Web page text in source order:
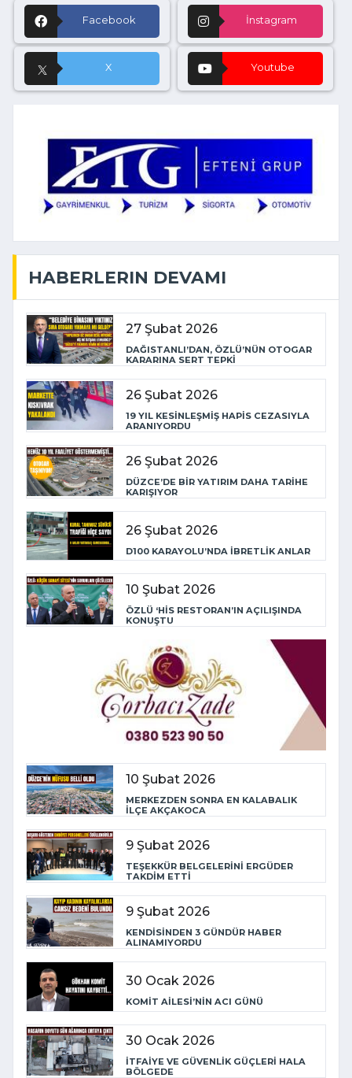
Facebook İnstagram
X Youtube
HABERLERIN DEVAMI
27 Şubat 2026
DAĞISTANLI’DAN, ÖZLÜ’NÜN OTOGAR
KARARINA SERT TEPKİ
26 Şubat 2026
19 YIL KESİNLEŞMİŞ HAPİS CEZASIYLA
ARANIYORDU
26 Şubat 2026
DÜZCE’DE BİR YATIRIM DAHA TARİHE
KARIŞIYOR
26 Şubat 2026
D100 KARAYOLU’NDA İBRETLİK ANLAR
10 Şubat 2026
ÖZLÜ ‘HİS RESTORAN’IN AÇILIŞINDA
KONUŞTU
10 Şubat 2026
MERKEZDEN SONRA EN KALABALIK
İLÇE AKÇAKOCA
9 Şubat 2026
TEŞEKKÜR BELGELERİNİ ERGÜDER
TAKDİM ETTİ
9 Şubat 2026
KENDİSİNDEN 3 GÜNDÜR HABER
ALINAMIYORDU
30 Ocak 2026
KOMİT AİLESİ’NİN ACI GÜNÜ
30 Ocak 2026
İTFAİYE VE GÜVENLİK GÜÇLERİ HALA
BÖLGEDE